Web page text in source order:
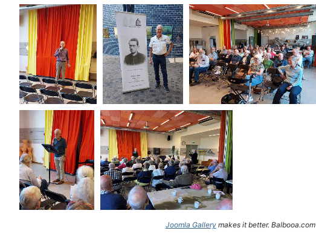
Joomla Gallerymakes it better. Balbooa.com